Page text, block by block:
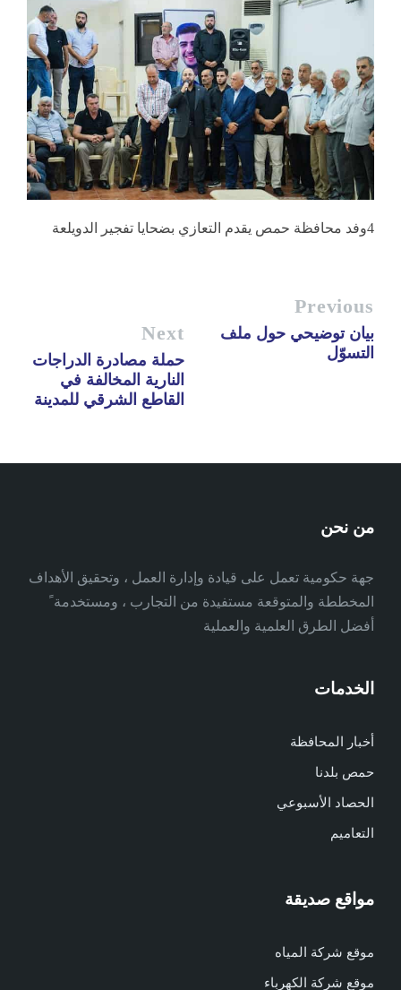
4وفد محافظة حمص يقدم التعازي بضحايا تفجير الدويلعة
Previous
بيان توضيحي حول ملف
التسوّل
Next
حملة مصادرة الدراجات
النارية المخالفة في
القاطع الشرقي للمدينة
من نحن
جهة حكومية تعمل على قيادة وإدارة العمل ، وتحقيق الأهداف
المخططة والمتوقعة مستفيدة من التجارب ، ومستخدمة ً
أفضل الطرق العلمية والعملية
الخدمات
أخبار المحافظة
حمص بلدنا
الحصاد الأسبوعي
التعاميم
مواقع صديقة
موقع شركة المياه
موقع شركة الكهرباء